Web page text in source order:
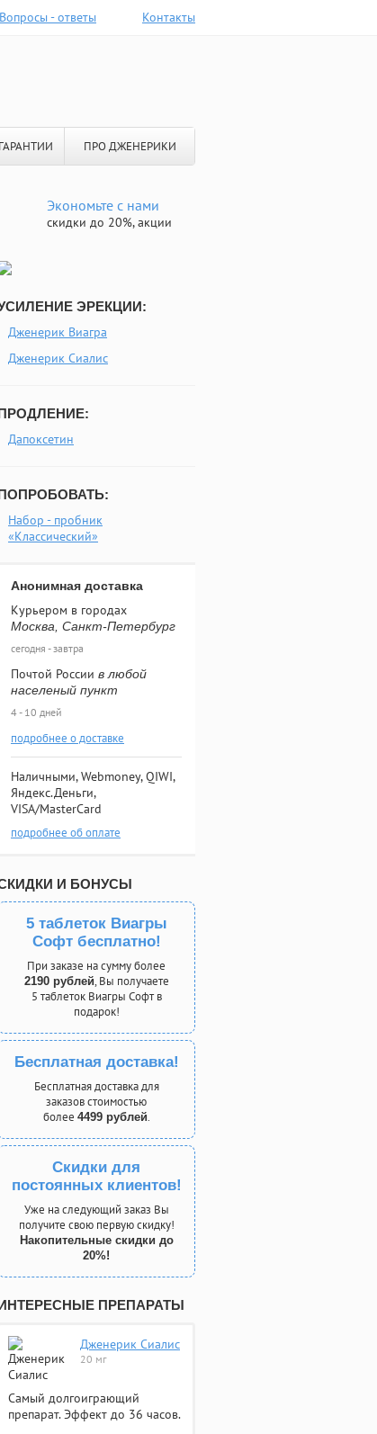
Вопросы - ответы Контакты
ГАРАНТИИ ПРО ДЖЕНЕРИКИ
Экономьте с нами
скидки до 20%, акции
ЭРЕКЦИИ:
Дженерик Виагра
Дженерик Сиалис
Дапоксетин
Набор - пробник
«Классический»
Анонимная доставка
Курьером в городах
Москва, Санкт-Петербург
сегодня - завтра
Почтой России в любой
населеный пункт
4 - 10 дней
подробнее о доставке
Наличными, Webmoney, QIWI,
Яндекс.Деньги,
VISA/MasterCard
подробнее об оплате
И БОНУСЫ
5 таблеток Виагры
Софт бесплатно!
При заказе на сумму более
2190 рублей, Вы получаете
5 таблеток Виагры Софт в
подарок!
Бесплатная доставка!
Бесплатная доставка для
заказов стоимостью
более 4499 рублей.
Скидки для
постоянных клиентов!
Уже на следующий заказ Вы
получите свою первую скидку!
Накопительные скидки до
20%!
ПРЕПАРАТЫ
Дженерик Сиалис
20 мг
Самый долгоиграющий
препарат. Эффект до 36 часов.